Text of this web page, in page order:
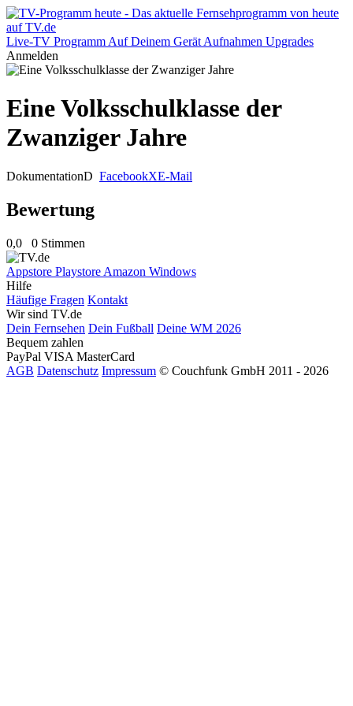
Live-TV Programm Auf Deinem Gerät Aufnahmen Upgrades
Anmelden
Eine Volksschulklasse der
Zwanziger Jahre
DokumentationD FacebookXE-Mail
Bewertung
0,0 0 Stimmen
Appstore Playstore Amazon Windows
Hilfe
Häufige Fragen Kontakt
Wir sind TV.de
Dein Fernsehen Dein Fußball Deine WM 2026
Bequem zahlen
PayPal VISA MasterCard
AGB Datenschutz Impressum © Couchfunk GmbH 2011 - 2026